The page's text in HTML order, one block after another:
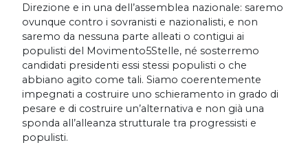
Direzione e in una dell’assemblea nazionale: saremo
ovunque contro i sovranisti e nazionalisti, e non
saremo da nessuna parte alleati o contigui ai
populisti del Movimento5Stelle, né sosterremo
candidati presidenti essi stessi populisti o che
abbiano agito come tali. Siamo coerentemente
impegnati a costruire uno schieramento in grado di
pesare e di costruire un’alternativa e non già una
sponda all’alleanza strutturale tra progressisti e
populisti.